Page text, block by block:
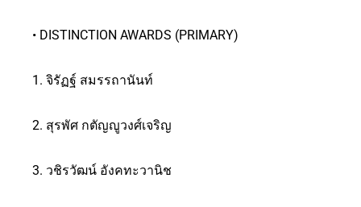
• DISTINCTION AWARDS (PRIMARY)
1. จิรัฏฐ์ สมรรถานันท์
2. สุรพัศ กตัญญูวงศ์เจริญ
3. วชิรวัฒน์ อังคทะวานิช